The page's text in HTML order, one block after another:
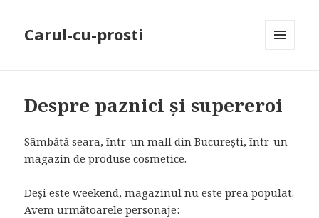
Carul-cu-prosti
Despre paznici și supereroi
Sâmbătă seara, într-un mall din București, într-un
magazin de produse cosmetice.
Deși este weekend, magazinul nu este prea populat.
Avem următoarele personaje: